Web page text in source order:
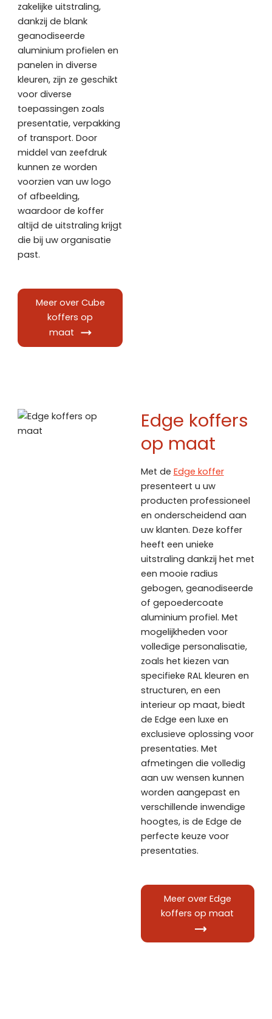
zakelijke uitstraling,
dankzij de blank
geanodiseerde
aluminium profielen en
panelen in diverse
kleuren, zijn ze geschikt
voor diverse
toepassingen zoals
presentatie, verpakking
of transport. Door
middel van zeefdruk
kunnen ze worden
voorzien van uw logo
of afbeelding,
waardoor de koffer
altijd de uitstraling krijgt
die bij uw organisatie
past.
Meer over Cube
koffers op
maat
Edge koffers
op maat
Met de Edge koffer
presenteert u uw
producten professioneel
en onderscheidend aan
uw klanten. Deze koffer
heeft een unieke
uitstraling dankzij het met
een mooie radius
gebogen, geanodiseerde
of gepoedercoate
aluminium profiel. Met
mogelijkheden voor
volledige personalisatie,
zoals het kiezen van
specifieke RAL kleuren en
structuren, en een
interieur op maat, biedt
de Edge een luxe en
exclusieve oplossing voor
presentaties. Met
afmetingen die volledig
aan uw wensen kunnen
worden aangepast en
verschillende inwendige
hoogtes, is de Edge de
perfecte keuze voor
presentaties.
Meer over Edge
koffers op maat